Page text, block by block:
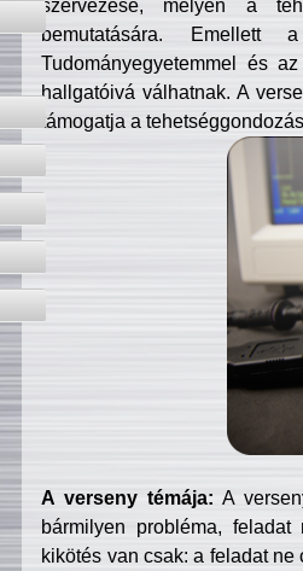
szervezése, melyen a
bemutatására. Emellett
Tudományegyetemmel és
hallgatóivá válhatnak. A
támogatja a
A verseny témája: A
bármilyen probléma, feladat
kikötés van csak: a feladat